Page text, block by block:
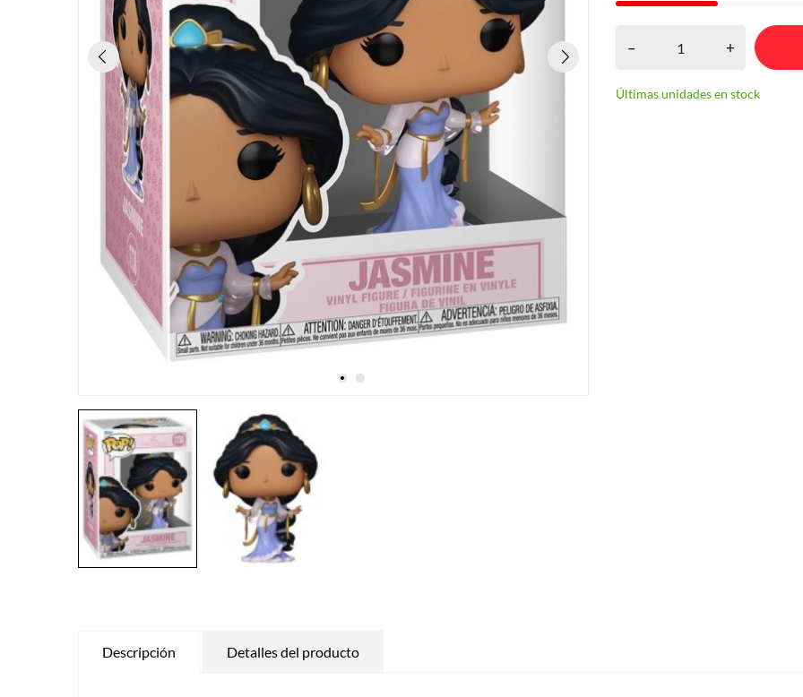
– +
Últimas unidades en stock
Descripción Detalles del producto